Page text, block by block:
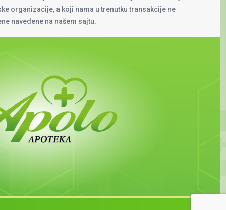
organizacije, a koji nama u trenutku transakcije ne
navedene na našem sajtu.